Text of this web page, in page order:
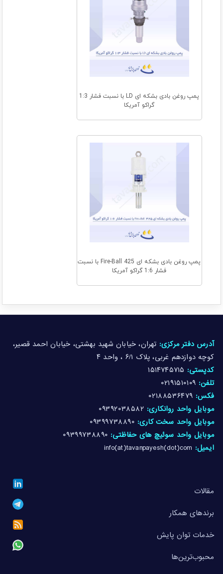
پمپ روغن بادی بشکه ای LD با نسبت فشار 1:3
گراکو آمریکا
پمپ روغن بادی بشکه ای Fire-Ball 425 با نسبت
فشار 1:6 گراکو آمریکا
مقالات
برندهای همکار
خدمات توان پایش
محبوب‌ترین‌ها
آدرس دفتر مرکزی: تهران، خیابان شهید بهشتی، خیابان احمد قصیر،
کوچه دوازدهم غربی، پلاک ۶/۱ ، واحد ۴
کدپستی: ۱۵۱۴۷۴۵۷۱۵
تلفن: ۰۲۱۹۱۵۱۰۱۰۹
فکس: ۰۲۱۸۸۵۳۶۴۷۹
موبایل واحد روانکاری: ۰۹۳۹۲۰۳۸۵۸۲
موبایل واحد سخت کاری: ۰۹۳۹۹۷۳۸۸۹۰
موبایل واحد سوئیچ های حفاظتی: ۰۹۳۹۹۷۳۸۸۹۰
ایمیل: info(at)tavanpayesh(dot)com